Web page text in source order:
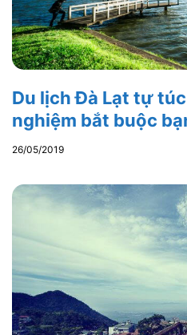
Du lịch Đà Lạt tự
nghiệm bắt buộc
26/05/2019